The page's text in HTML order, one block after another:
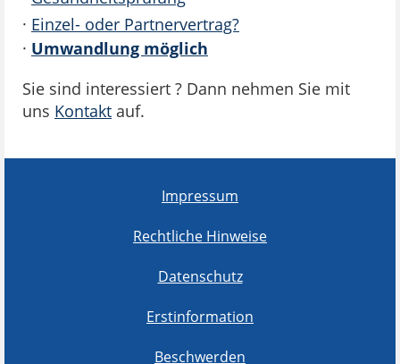
· Einzel- oder Partnervertrag?
· Umwandlung möglich
Sie sind interessiert ? Dann nehmen Sie mit
uns Kontakt auf.
Impressum
Rechtliche Hinweise
Datenschutz
Erstinformation
Beschwerden